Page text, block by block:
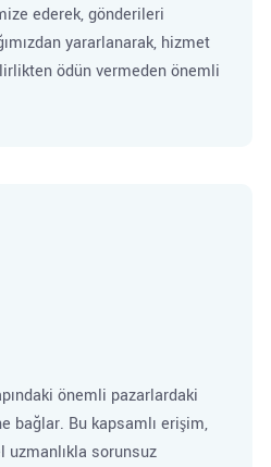
ederek, gönderileri
yararlanarak, hizmet
ödün vermeden önemli
önemli pazarlardaki
bağlar. Bu kapsamlı erişim,
uzmanlıkla sorunsuz